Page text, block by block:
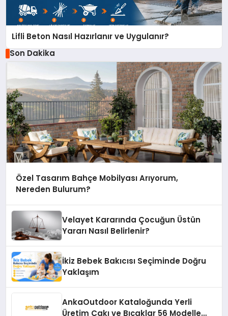
Lifli Beton Nasıl Hazırlanır ve Uygulanır?
Son Dakika
Özel Tasarım Bahçe Mobilyası Arıyorum,
Nereden Bulurum?
Velayet Kararında Çocuğun Üstün
Yararı Nasıl Belirlenir?
İkiz Bebek Bakıcısı Seçiminde Doğru
Yaklaşım
AnkaOutdoor Kataloğunda Yerli
Üretim Çakı ve Bıçaklar 56 Modelle